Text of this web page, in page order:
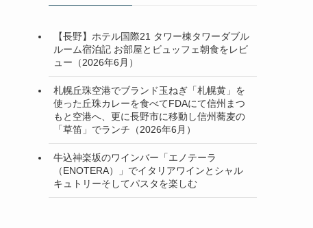
【長野】ホテル国際21 タワー棟タワーダブル
ルーム宿泊記 お部屋とビュッフェ朝食をレビ
ュー（2026年6月）
札幌丘珠空港でブランド玉ねぎ「札幌黄」を
使った丘珠カレーを食べてFDAにて信州まつ
もと空港へ、更に長野市に移動し信州蕎麦の
「草笛」でランチ（2026年6月）
牛込神楽坂のワインバー「エノテーラ
（ENOTERA）」でイタリアワインとシャル
キュトリーそしてパスタを楽しむ